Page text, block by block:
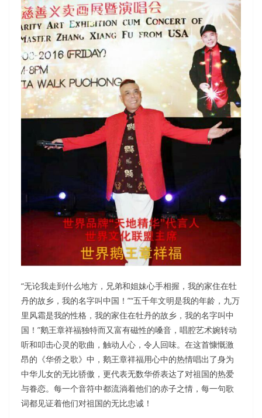
“无论我走到什么地方，兄弟和姐妹心手相握，我的家住在牡
丹的故乡，我的名字叫中国！”“五千年文明是我的年龄，九万
里风霜是我的性格，我的家住在牡丹的故乡，我的名字叫中
国！”鹅王章祥福独特而又富有磁性的嗓音，唱腔艺术婉转动
听和叩击心灵的歌曲，触动人心，令人回味。在这首慷慨激
昂的《华侨之歌》中，鹅王章祥福用心中的热情唱出了身为
中华儿女的无比骄傲，更代表无数华侨表达了对祖国的热爱
与眷恋。每一个音符中都流淌着他们的赤子之情，每一句歌
词都见证着他们对祖国的无比忠诚！